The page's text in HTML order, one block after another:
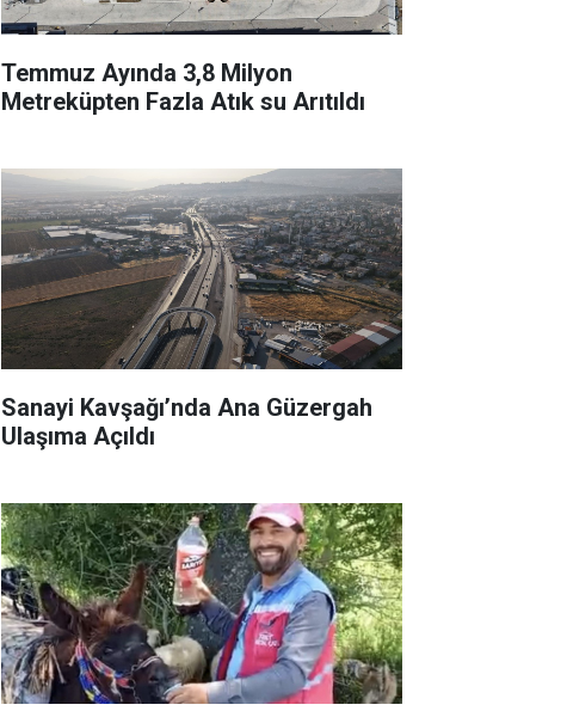
Temmuz Ayında 3,8 Milyon
Metreküpten Fazla Atık su Arıtıldı
Sanayi Kavşağı’nda Ana Güzergah
Ulaşıma Açıldı